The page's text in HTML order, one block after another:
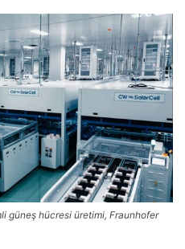
güneş hücresi üretimi, Fraunhofer